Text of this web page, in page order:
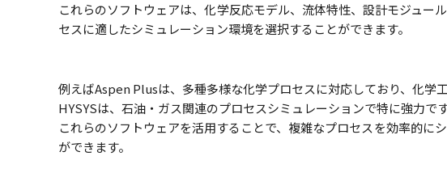
これらのソフトウェアは、化学反応モデル、流体特性、設計モジュー
セスに適したシミュレーション環境を選択することができます。
例えばAspen Plusは、多種多様な化学プロセスに対応しており、化学
HYSYSは、石油・ガス関連のプロセスシミュレーションで特に強力です
これらのソフトウェアを活用することで、複雑なプロセスを効率的に
ができます。